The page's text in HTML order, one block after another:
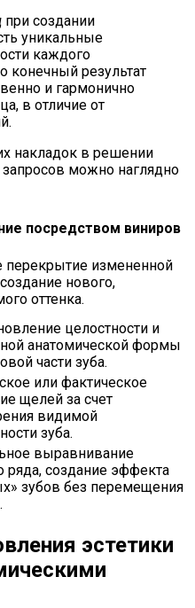
при создании
уникальные
каждого
конечный результат
и гармонично
в отличие от
накладок в решении
запросов можно наглядно
посредством виниров
перекрытие измененной
нового,
оттенка.
целостности и
анатомической формы
части зуба.
или фактическое
щелей за счет
видимой
зуба.
выравнивание
ряда, создание эффекта
зубов без перемещения
эстетики